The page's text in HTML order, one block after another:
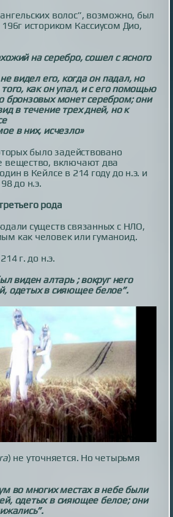
волос”, возможно, был
историком Кассиусом Дио,
на серебро, сошел с ясного
видел его, когда он падал, но
как он упал, и с его помощью
бронзовых монет серебром; они
в течение трех дней, но к
в них, исчезло»
было задействовано
вещество, включают два
в Кейлсе в 214 году до н.э. и
до н.э.
рода
существ связанных с НЛО,
как человек или гуманоид.
г. до н.э.
виден алтарь ; вокруг него
одетых в сияющее белое”.
) не уточняется. Но четырьмя
во многих местах в небе были
одетых в сияющее белое; они